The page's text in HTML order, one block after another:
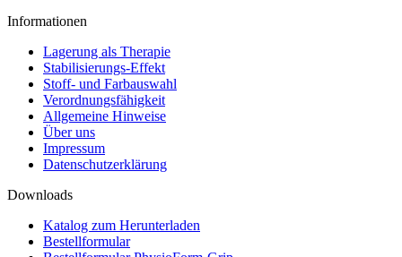
Informationen
Lagerung als Therapie
Stabilisierungs-Effekt
Stoff- und Farbauswahl
Verordnungsfähigkeit
Allgemeine Hinweise
Über uns
Impressum
Datenschutzerklärung
Downloads
Katalog zum Herunterladen
Bestellformular